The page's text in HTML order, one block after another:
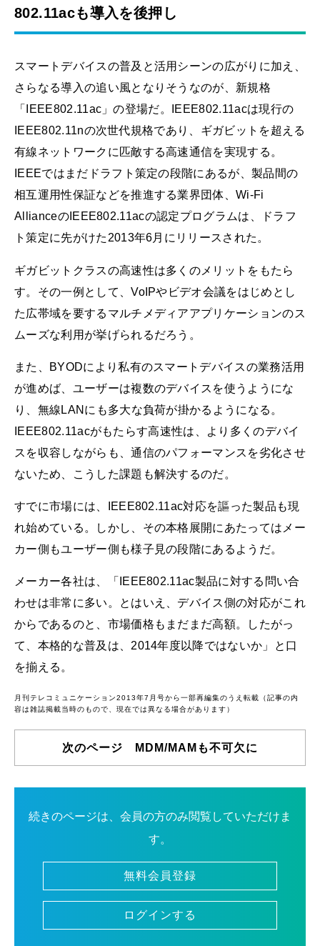
802.11acも導入を後押し
スマートデバイスの普及と活用シーンの広がりに加え、
さらなる導入の追い風となりそうなのが、新規格
「IEEE802.11ac」の登場だ。IEEE802.11acは現行の
IEEE802.11nの次世代規格であり、ギガビットを超える
有線ネットワークに匹敵する高速通信を実現する。
IEEEではまだドラフト策定の段階にあるが、製品間の
相互運用性保証などを推進する業界団体、Wi-Fi
AllianceのIEEE802.11acの認定プログラムは、ドラフ
ト策定に先がけた2013年6月にリリースされた。
ギガビットクラスの高速性は多くのメリットをもたら
す。その一例として、VoIPやビデオ会議をはじめとし
た広帯域を要するマルチメディアアプリケーションのス
ムーズな利用が挙げられるだろう。
また、BYODにより私有のスマートデバイスの業務活用
が進めば、ユーザーは複数のデバイスを使うようにな
り、無線LANにも多大な負荷が掛かるようになる。
IEEE802.11acがもたらす高速性は、より多くのデバイ
スを収容しながらも、通信のパフォーマンスを劣化させ
ないため、こうした課題も解決するのだ。
すでに市場には、IEEE802.11ac対応を謳った製品も現
れ始めている。しかし、その本格展開にあたってはメー
カー側もユーザー側も様子見の段階にあるようだ。
メーカー各社は、「IEEE802.11ac製品に対する問い合
わせは非常に多い。とはいえ、デバイス側の対応がこれ
からであるのと、市場価格もまだまだ高額。したがっ
て、本格的な普及は、2014年度以降ではないか」と口
を揃える。
月刊テレコミュニケーション2013年7月号から一部再編集のうえ転載（記事の内
容は雑誌掲載当時のもので、現在では異なる場合があります）
次のページ MDM/MAMも不可欠に
続きのページは、会員の方のみ閲覧していただけま
す。
無料会員登録
ログインする